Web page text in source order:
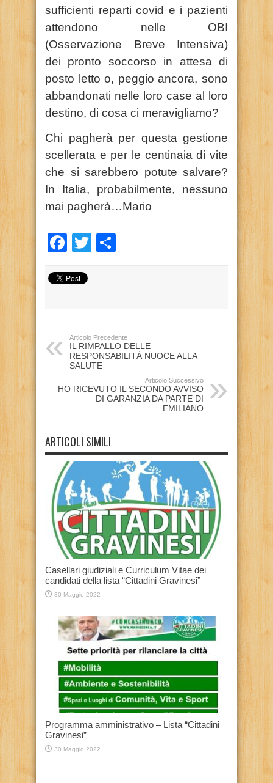
sufficienti reparti covid e i pazienti
attendono nelle OBI
(Osservazione Breve Intensiva)
dei pronto soccorso in attesa di
posto letto o, peggio ancora, sono
abbandonati nelle loro case al loro
destino, di cosa ci meravigliamo?
Chi pagherà per questa gestione
scellerata e per le centinaia di vite
che si sarebbero potute salvare?
In Italia, probabilmente, nessuno
mai pagherà…Mario
Facebook
Twitter
Articolo Precedente
IL RIMPALLO DELLE
RESPONSABILITÀ NUOCE ALLA
SALUTE
Articolo Successivo
HO RICEVUTO IL SECONDO AVVISO
DI GARANZIA DA PARTE DI
EMILIANO
ARTICOLI SIMILI
Casellari giudiziali e Curriculum Vitae dei
candidati della lista “Cittadini Gravinesi”
30 Maggio 2022
Programma amministrativo – Lista “Cittadini
Gravinesi”
30 Maggio 2022